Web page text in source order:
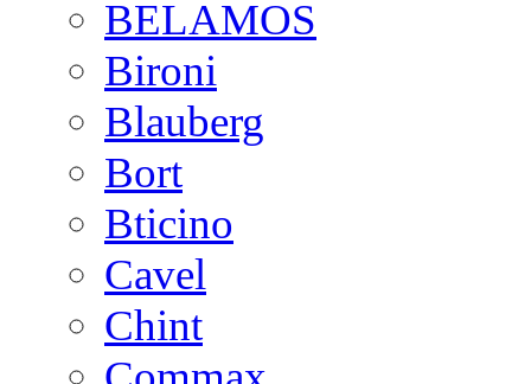
BELAMOS
Bironi
Blauberg
Bort
Bticino
Cavel
Chint